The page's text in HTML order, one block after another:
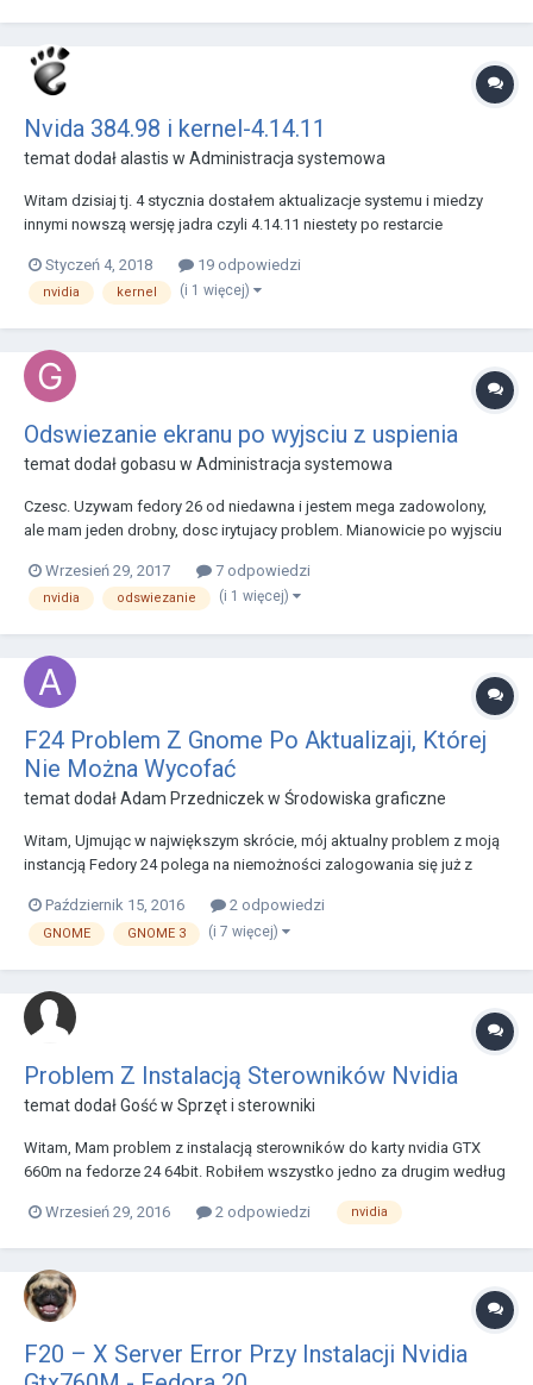
Nvida 384.98 i kernel-4.14.11
temat dodałalastis w Administracja systemowa
Witam dzisiaj tj. 4 stycznia dostałem aktualizacje systemu i miedzy
innymi nowszą wersję jadra czyli 4.14.11 niestety po restarcie
wypluło błąd: [ 201.335] (--) Log file renamed from "/var/log/Xorg.pid-
16564.log" to "/var/log/...
Styczeń 4, 2018 19 odpowiedzi
nvidia kernel (i 1 więcej)
Odswiezanie ekranu po wyjsciu z uspienia
temat dodałgobasu w Administracja systemowa
Czesc. Uzywam fedory 26 od niedawna i jestem mega zadowolony,
ale mam jeden drobny, dosc irytujacy problem. Mianowicie po wyjsciu
skaszanic - musze zrestartowac komputer i wszystko wraca na swoje
miejsce. Mam karte NVIDIA GeForce...
Wrzesień 29, 2017 7 odpowiedzi
nvidia odswiezanie (i 1 więcej)
F24 Problem Z Gnome Po Aktualizaji, Której
Nie Można Wycofać
temat dodałAdam Przedniczekw Środowiska graficzne
Witam, Ujmując w największym skrócie, mój aktualny problem z moją
instancją Fedory 24 polega na niemożności zalogowania się już z
aktualizacji wykonanej wczoraj, która obejmowała 23 biblioteki z grup:
mesa-*, xen-* oraz dbus-*. Nieste...
Październik 15, 2016 2 odpowiedzi
GNOME GNOME 3 (i 7 więcej)
Problem Z Instalacją Sterowników Nvidia
temat dodał Gość w Sprzęt i sterowniki
Witam, Mam problem z instalacją sterowników do karty nvidia GTX
660m na fedorze 24 64bit. Robiłem wszystko jedno za drugim według
install akmod-nvidia "kernel-devel-uname-r == $(uname -r)" Paczki co
Wrzesień 29, 2016 2 odpowiedzi nvidia
F20 – X Server Error Przy Instalacji Nvidia